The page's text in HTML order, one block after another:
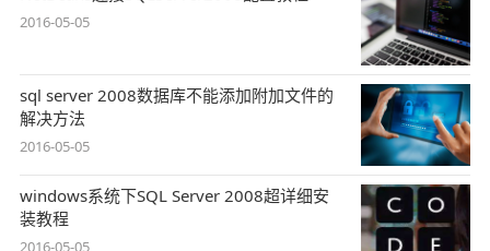
2016-05-05
sql server 2008数据库不能添加附加文件的
解决方法
2016-05-05
windows系统下SQL Server 2008超详细安
装教程
2016-05-05